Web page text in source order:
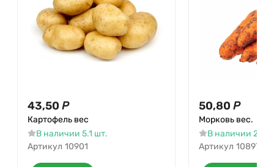
43,50 Р
Картофель вес
В наличии 5.1 шт.
Артикул 10901
50,80 Р
Морковь вес.
В наличии 22.5
Артикул 10897